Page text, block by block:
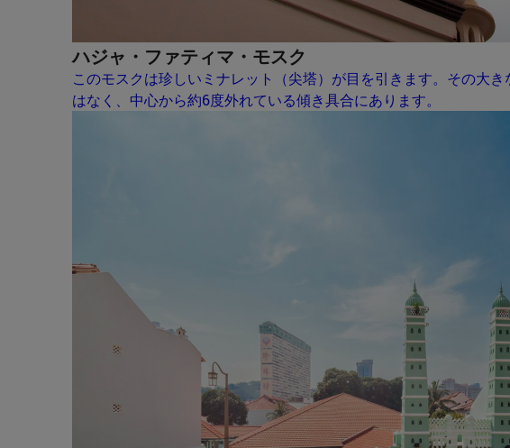
ハジャ・ファティマ・モスク
このモスクは珍しいミナレット（尖塔）が目を引きます。その大
はなく、中心から約6度外れている傾き具合にあります。